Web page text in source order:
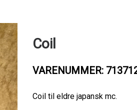
Coil
VARENUMMER:
Coil til eldre japansk mc.